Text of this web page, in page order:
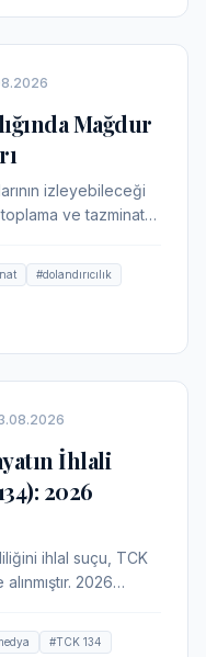
Mağdur
izleyebileceği
ve tazminat
sunulacaktır.
#dolandırıcılık
İhlali
2026
ihlal suçu, TCK
2026
kapsamlı bir rehber.
#TCK 134